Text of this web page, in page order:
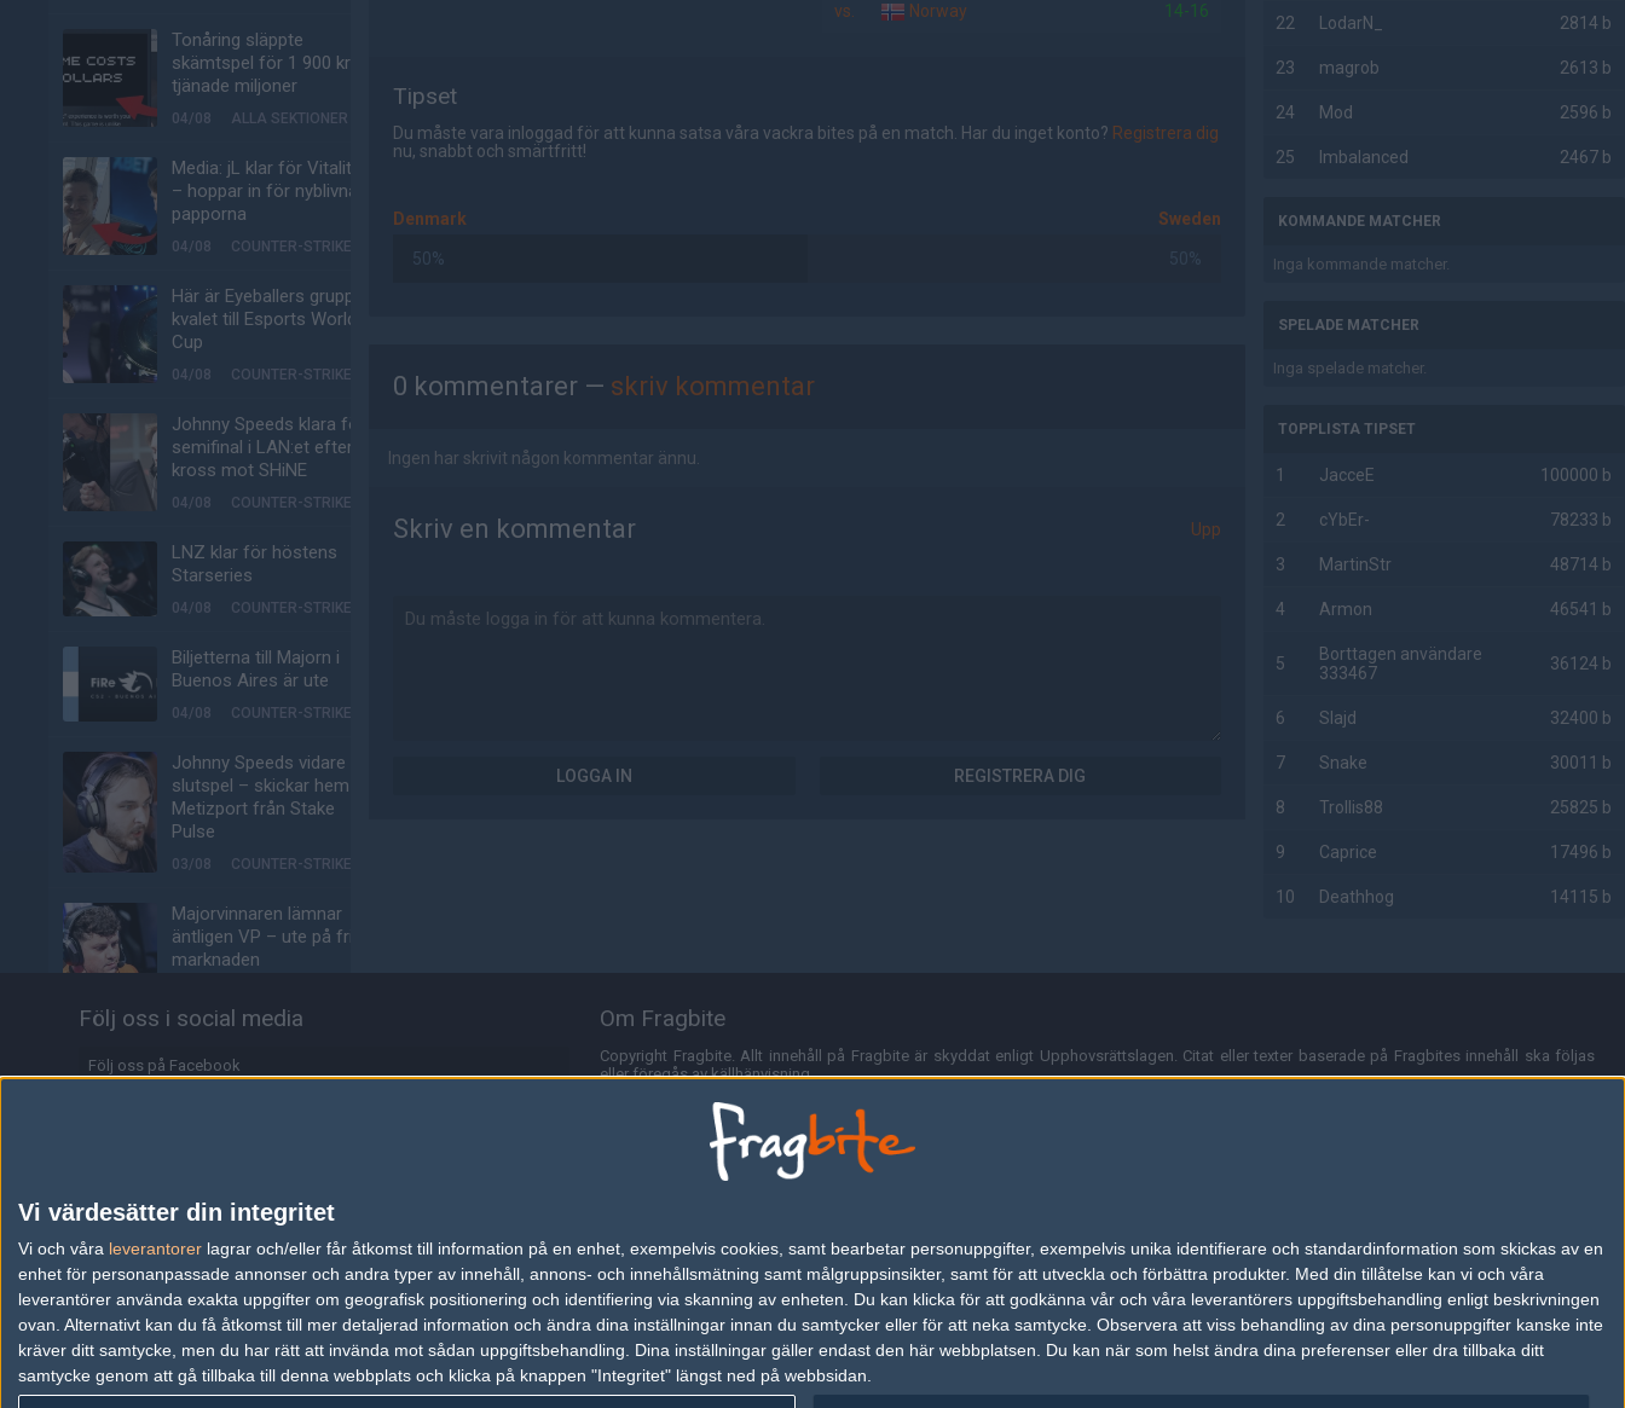
Vi värdesätter din integritet
Vi och våra leverantorer lagrar och/eller får åtkomst till information på en enhet, exempelvis cookies, samt bearbetar personuppgifter, exempelvis unika identifierare och standardinformation som skickas av en
enhet för personanpassade annonser och andra typer av innehåll, annons- och innehållsmätning samt målgruppsinsikter, samt för att utveckla och förbättra produkter. Med din tillåtelse kan vi och våra
leverantörer använda exakta uppgifter om geografisk positionering och identifiering via skanning av enheten. Du kan klicka för att godkänna vår och våra leverantörers uppgiftsbehandling enligt beskrivningen
ovan. Alternativt kan du få åtkomst till mer detaljerad information och ändra dina inställningar innan du samtycker eller för att neka samtycke. Observera att viss behandling av dina personuppgifter kanske inte
kräver ditt samtycke, men du har rätt att invända mot sådan uppgiftsbehandling. Dina inställningar gäller endast den här webbplatsen. Du kan när som helst ändra dina preferenser eller dra tillbaka ditt
samtycke genom att gå tillbaka till denna webbplats och klicka på knappen "Integritet" längst ned på webbsidan.
Tonåring släppte
skämtspel för 1 900 kr –
tjänade miljoner
04/08 ALLA SEKTIONER
Media: jL klar för Vitality
– hoppar in för nyblivna
papporna
04/08 COUNTER-STRIKE
Här är Eyeballers grupp i
kvalet till Esports World
Cup
04/08 COUNTER-STRIKE
Johnny Speeds klara för
semifinal i LAN:et efter
kross mot SHiNE
04/08 COUNTER-STRIKE
LNZ klar för höstens
Starseries
04/08 COUNTER-STRIKE
Biljetterna till Majorn i
Buenos Aires är ute
04/08 COUNTER-STRIKE
Johnny Speeds vidare till
slutspel – skickar hem
Metizport från Stake
Pulse
03/08 COUNTER-STRIKE
Majorvinnaren lämnar
äntligen VP – ute på fria
marknaden
Lilmix, möter Metizport i
debutmatch
03/08 COUNTER-STRIKE
Svenskarnas dödsgrupp
– idag börjar Stake Pulse
för tre svensklag
03/08 COUNTER-STRIKE
vs. Norway 14-16
Tipset
Du måste vara inloggad för att kunna satsa våra vackra bites på en match. Har du inget konto? Registrera dig
nu, snabbt och smärtfritt!
Denmark Sweden
50% 50%
0 kommentarer — skriv kommentar
Ingen har skrivit någon kommentar ännu.
Skriv en kommentar Upp
LOGGA IN REGISTRERA DIG
22 LodarN_ 2814 b
23 magrob 2613 b
24 Mod 2596 b
25 Imbalanced 2467 b
KOMMANDE MATCHER
Inga kommande matcher.
SPELADE MATCHER
Inga spelade matcher.
TOPPLISTA TIPSET
1 JacceE 100000 b
2 cYbEr- 78233 b
3 MartinStr 48714 b
4 Armon 46541 b
5
Borttagen användare
333467
36124 b
6 Slajd 32400 b
7 Snake 30011 b
8 Trollis88 25825 b
9 Caprice 17496 b
10 Deathhog 14115 b
Följ oss i social media
Följ oss på Facebook
Information
Annonsering
Copyright och Privacy Policy
Användaravtal
Om Fragbite
Copyright Fragbite. Allt innehåll på Fragbite är skyddat enligt Upphovsrättslagen. Citat eller texter baserade på Fragbites innehåll ska följas
eller föregås av källhänvisning.
Alla åsikter uttryckta på Fragbite representerar varje enskild skribent och överensstämmer inte nödvändigtvis med Fragbites åsikter.
Programmering och design av Fredric Bohlin. För frågor rörande sajten kan du skicka iväg ett email till
Fragbite använder cookies för att spara användarspecifik information så som t.ex. användarnamn. Cookies sparas även när man deltar i
omröstningar och för att föra statistik. För att slippa cookies kan du stänga av cookies i din webbläsares inställningar eller välja att inte
besöka Fragbite. Den här textraden finns här på grund av lagen om elektronisk kommunikation som trädde i kraft 25 juli 2003.
Annonsering
Är du intresserad av att annonsera på Fragbite,